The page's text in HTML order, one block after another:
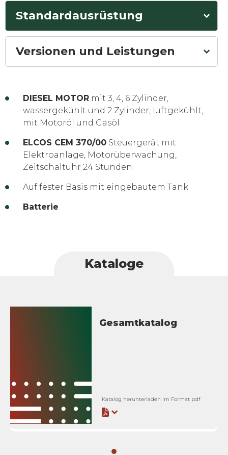
Standardausrüstung
Versionen und Leistungen
DIESEL MOTOR mit 3, 4, 6 Zylinder,
wassergekühlt und 2 Zylinder, luftgekühlt,
mit Motoröl und Gasöl
ELCOS CEM 370/00 Steuergerät mit
Elektroanlage, Motorüberwachung,
Zeitschaltuhr 24 Stunden
Auf fester Basis mit eingebautem Tank
Batterie
Kataloge
Gesamtkatalog
Katalog herunterladen im Format pdf